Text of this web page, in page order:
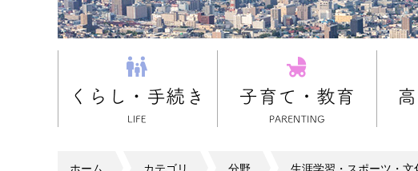
ホーム カテゴリ 分野 生涯学習・スポーツ・文